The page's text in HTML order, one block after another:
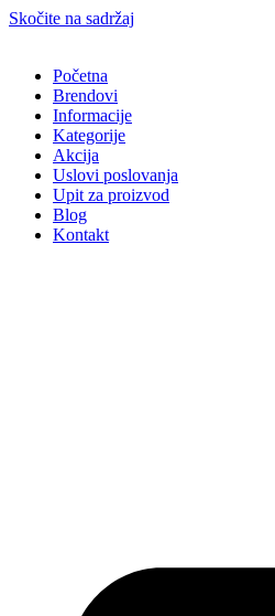
Skočite na sadržaj
Početna
Brendovi
Informacije
Kategorije
Akcija
Uslovi poslovanja
Upit za proizvod
Blog
Kontakt